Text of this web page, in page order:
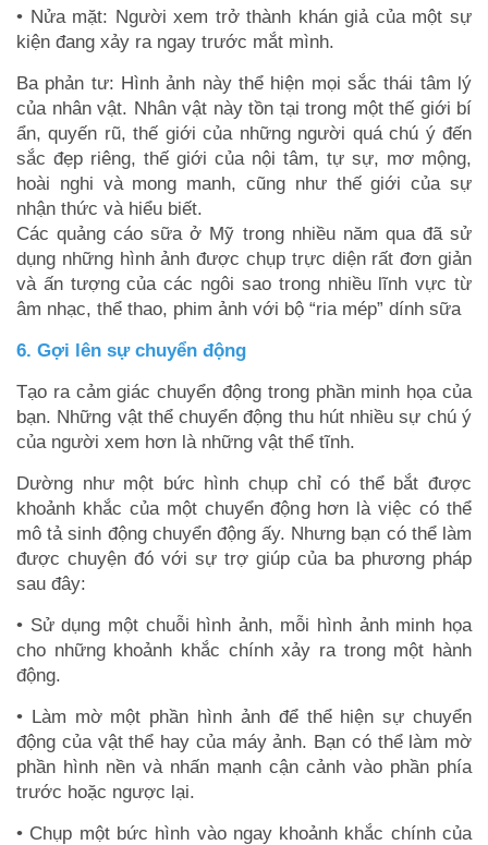
• Nửa mặt: Người xem trở thành khán giả của một sự
kiện đang xảy ra ngay trước mắt mình.
Ba phản tư: Hình ảnh này thể hiện mọi sắc thái tâm lý
của nhân vật. Nhân vật này tồn tại trong một thế giới bí
ẩn, quyến rũ, thế giới của những người quá chú ý đến
sắc đẹp riêng, thế giới của nội tâm, tự sự, mơ mộng,
hoài nghi và mong manh, cũng như thế giới của sự
nhận thức và hiểu biết.
Các quảng cáo sữa ở Mỹ trong nhiều năm qua đã sử
dụng những hình ảnh được chụp trực diện rất đơn giản
và ấn tượng của các ngôi sao trong nhiều lĩnh vực từ
âm nhạc, thể thao, phim ảnh với bộ “ria mép” dính sữa
6. Gợi lên sự chuyển động
Tạo ra cảm giác chuyển động trong phần minh họa của
bạn. Những vật thể chuyển động thu hút nhiều sự chú ý
của người xem hơn là những vật thể tĩnh.
Dường như một bức hình chụp chỉ có thể bắt được
khoảnh khắc của một chuyển động hơn là việc có thể
mô tả sinh động chuyển động ấy. Nhưng bạn có thể làm
được chuyện đó với sự trợ giúp của ba phương pháp
sau đây:
• Sử dụng một chuỗi hình ảnh, mỗi hình ảnh minh họa
cho những khoảnh khắc chính xảy ra trong một hành
động.
• Làm mờ một phần hình ảnh để thể hiện sự chuyển
động của vật thể hay của máy ảnh. Bạn có thể làm mờ
phần hình nền và nhấn mạnh cận cảnh vào phần phía
trước hoặc ngược lại.
• Chụp một bức hình vào ngay khoảnh khắc chính của